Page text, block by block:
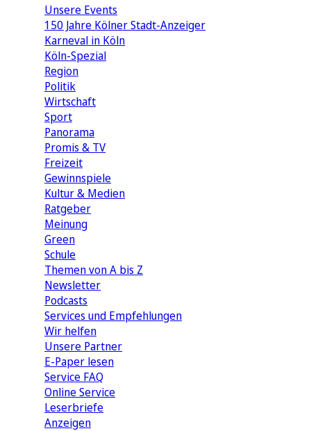
Unsere Events
150 Jahre Kölner Stadt-Anzeiger
Karneval in Köln
Köln-Spezial
Region
Politik
Wirtschaft
Sport
Panorama
Promis & TV
Freizeit
Gewinnspiele
Kultur & Medien
Ratgeber
Meinung
Green
Schule
Themen von A bis Z
Newsletter
Podcasts
Services und Empfehlungen
Wir helfen
Unsere Partner
E-Paper lesen
Service FAQ
Online Service
Leserbriefe
Anzeigen